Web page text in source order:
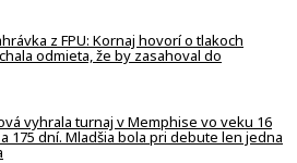
z FPU: Kornaj hovorí o tlakoch
odmieta, že by zasahoval do
vyhrala turnaj v Memphise vo veku 16
175 dní. Mladšia bola pri debute len jedna